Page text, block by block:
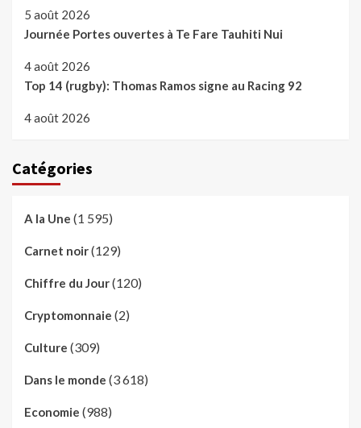
5 août 2026
Journée Portes ouvertes à Te Fare Tauhiti Nui
4 août 2026
Top 14 (rugby): Thomas Ramos signe au Racing 92
4 août 2026
Catégories
A la Une (1 595)
Carnet noir(129)
Chiffre du Jour(120)
Cryptomonnaie (2)
Culture (309)
Dans le monde (3 618)
Economie (988)